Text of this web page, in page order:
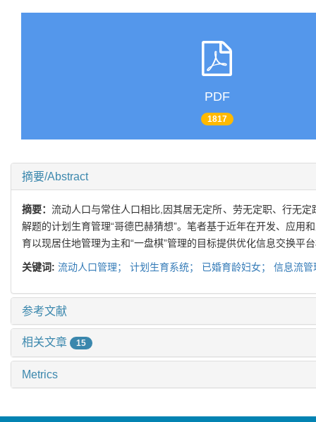
PDF
1817
摘要/Abstract
摘要：流动人口与常住人口相比,因其居无定所、劳无定职、行无
解题的计划生育管理“哥德巴赫猜想”。笔者基于近年在开发、应
育以现居住地管理为主和“一盘棋”管理的目标提供优化信息交换平
关键词: 流动人口管理； 计划生育系统； 已婚育龄妇女； 信息流
参考文献
相关文章 15
Metrics